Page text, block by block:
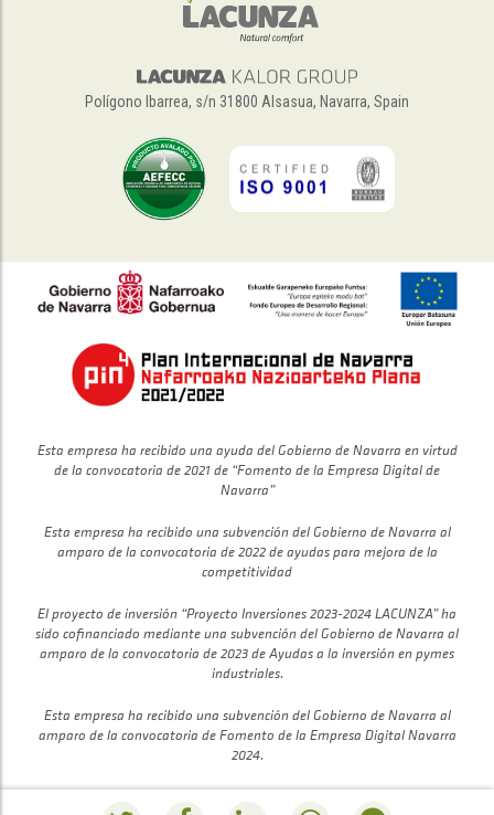
Polígono Ibarrea, s/n 31800 Alsasua, Navarra, Spain
Esta empresa ha recibido una ayuda del Gobierno de Navarra en virtud
de la convocatoria de 2021 de “Fomento de la Empresa Digital de
Navarra”
Esta empresa ha recibido una subvención del Gobierno de Navarra al
amparo de la convocatoria de 2022 de ayudas para mejora de la
competitividad
El proyecto de inversión “Proyecto Inversiones 2023-2024 LACUNZA” ha
sido cofinanciado mediante una subvención del Gobierno de Navarra al
amparo de la convocatoria de 2023 de Ayudas a la inversión en pymes
industriales.
Esta empresa ha recibido una subvención del Gobierno de Navarra al
amparo de la convocatoria de Fomento de la Empresa Digital Navarra
2024.